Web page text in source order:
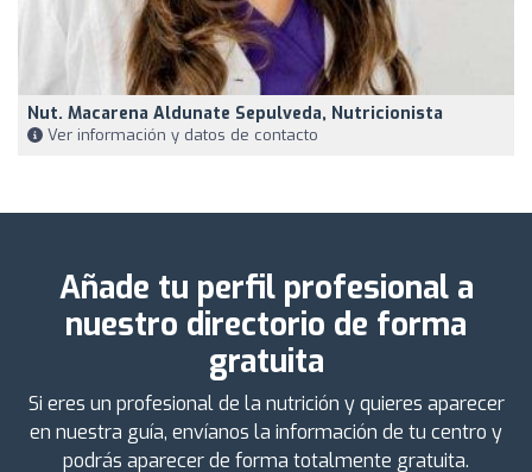
Nut. Macarena Aldunate Sepulveda, Nutricionista
Ver información y datos de contacto
Añade tu perfil profesional a
nuestro directorio de forma
gratuita
Si eres un profesional de la nutrición y quieres aparecer
en nuestra guía, envíanos la información de tu centro y
podrás aparecer de forma totalmente gratuita.